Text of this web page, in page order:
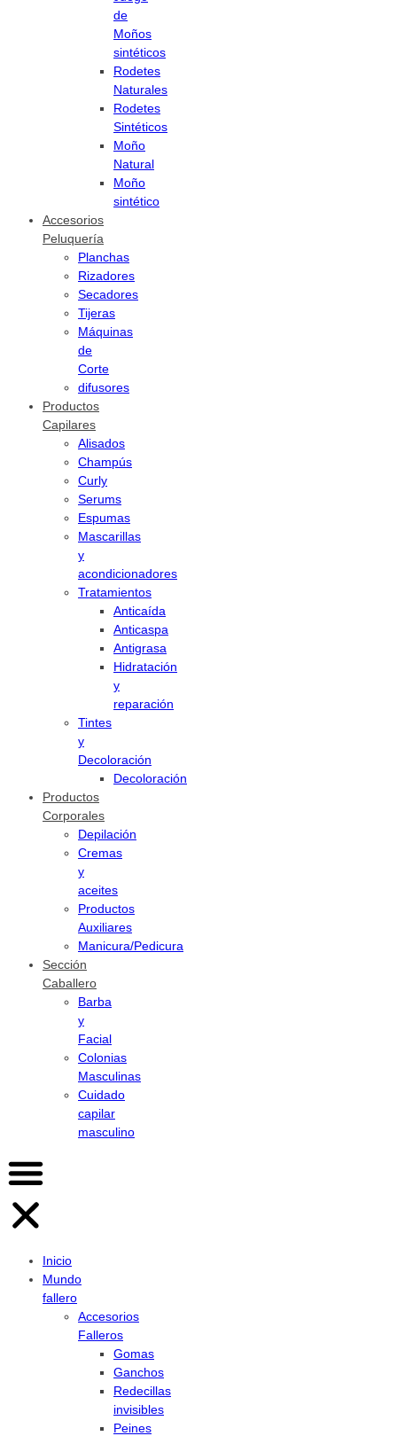
de
Moños
sintéticos
Rodetes
Naturales
Rodetes
Sintéticos
Moño
Natural
Moño
sintético
Accesorios
Peluquería
Planchas
Rizadores
Secadores
Tijeras
Máquinas
de
Corte
difusores
Productos
Capilares
Alisados
Champús
Curly
Serums
Espumas
Mascarillas
y
acondicionadores
Tratamientos
Anticaída
Anticaspa
Antigrasa
Hidratación
y
reparación
Tintes
y
Decoloración
Decoloración
Productos
Corporales
Depilación
Cremas
y
aceites
Productos
Auxiliares
Manicura/Pedicura
Sección
Caballero
Barba
y
Facial
Colonias
Masculinas
Cuidado
capilar
masculino
Inicio
Mundo
fallero
Accesorios
Falleros
Gomas
Ganchos
Redecillas
invisibles
Peines